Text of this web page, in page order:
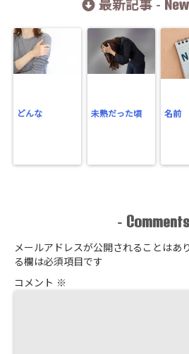
最新記事 -
どんな 未熟だった頃 名前
- Comments
メールアドレスが公開されることはあ
る欄は必須項目です
コメント ※